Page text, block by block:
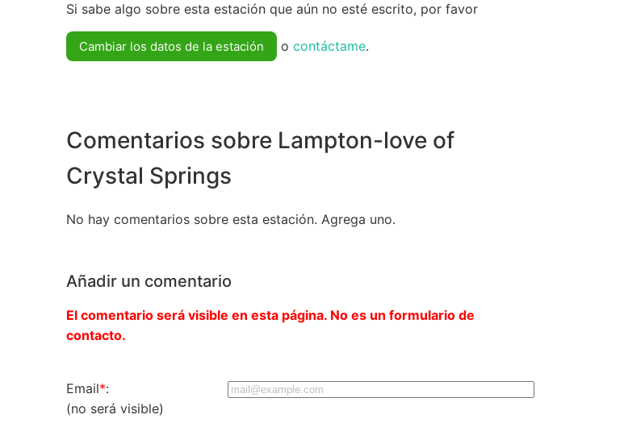
Si sabe algo sobre esta estación que aún no esté escrito, por favor
Cambiar los datos de la estación o contáctame.
Comentarios sobre Lampton-love of
Crystal Springs
No hay comentarios sobre esta estación. Agrega uno.
Añadir un comentario
El comentario será visible en esta página. No es un formulario de
contacto.
Email*:
(no será visible)